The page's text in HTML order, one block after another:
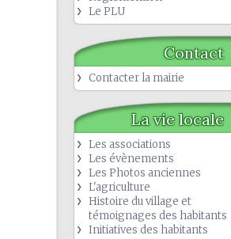
Le PLU
Contact
Contacter la mairie
La vie locale
Les associations
Les évènements
Les Photos anciennes
L'agriculture
Histoire du village et
témoignages des habitants
Initiatives des habitants